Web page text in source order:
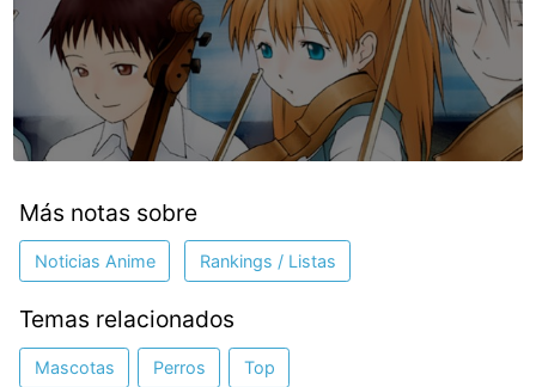
Más notas sobre
Noticias Anime Rankings / Listas
Temas relacionados
Mascotas Perros Top